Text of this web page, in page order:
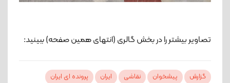
تصاویر بیشتر را در بخش گالری (انتهای همین صفحه) ببینید:
گزارش پیشخوان نقاشی ایران پرونده ای ایران